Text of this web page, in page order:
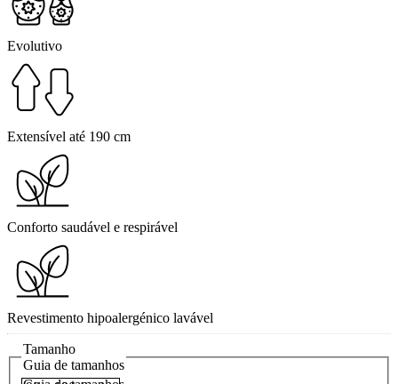
Evolutivo
Extensível até 190 cm
Conforto saudável e respirável
Revestimento hipoalergénico lavável
Tamanho
Guia de tamanhos